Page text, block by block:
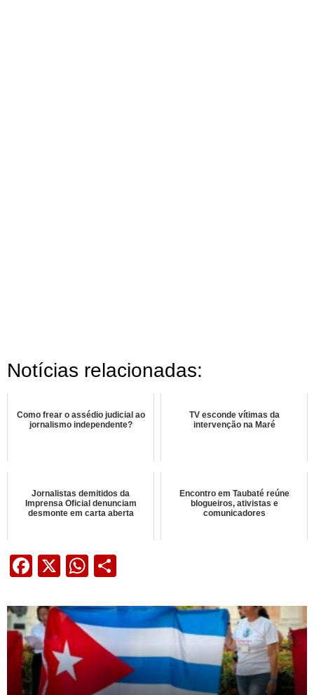
Notícias relacionadas:
Como frear o assédio judicial ao
jornalismo independente?
TV esconde vítimas da
intervenção na Maré
Jornalistas demitidos da
Imprensa Oficial denunciam
desmonte em carta aberta
Encontro em Taubaté reúne
blogueiros, ativistas e
comunicadores
Facebook
X WhatsApp